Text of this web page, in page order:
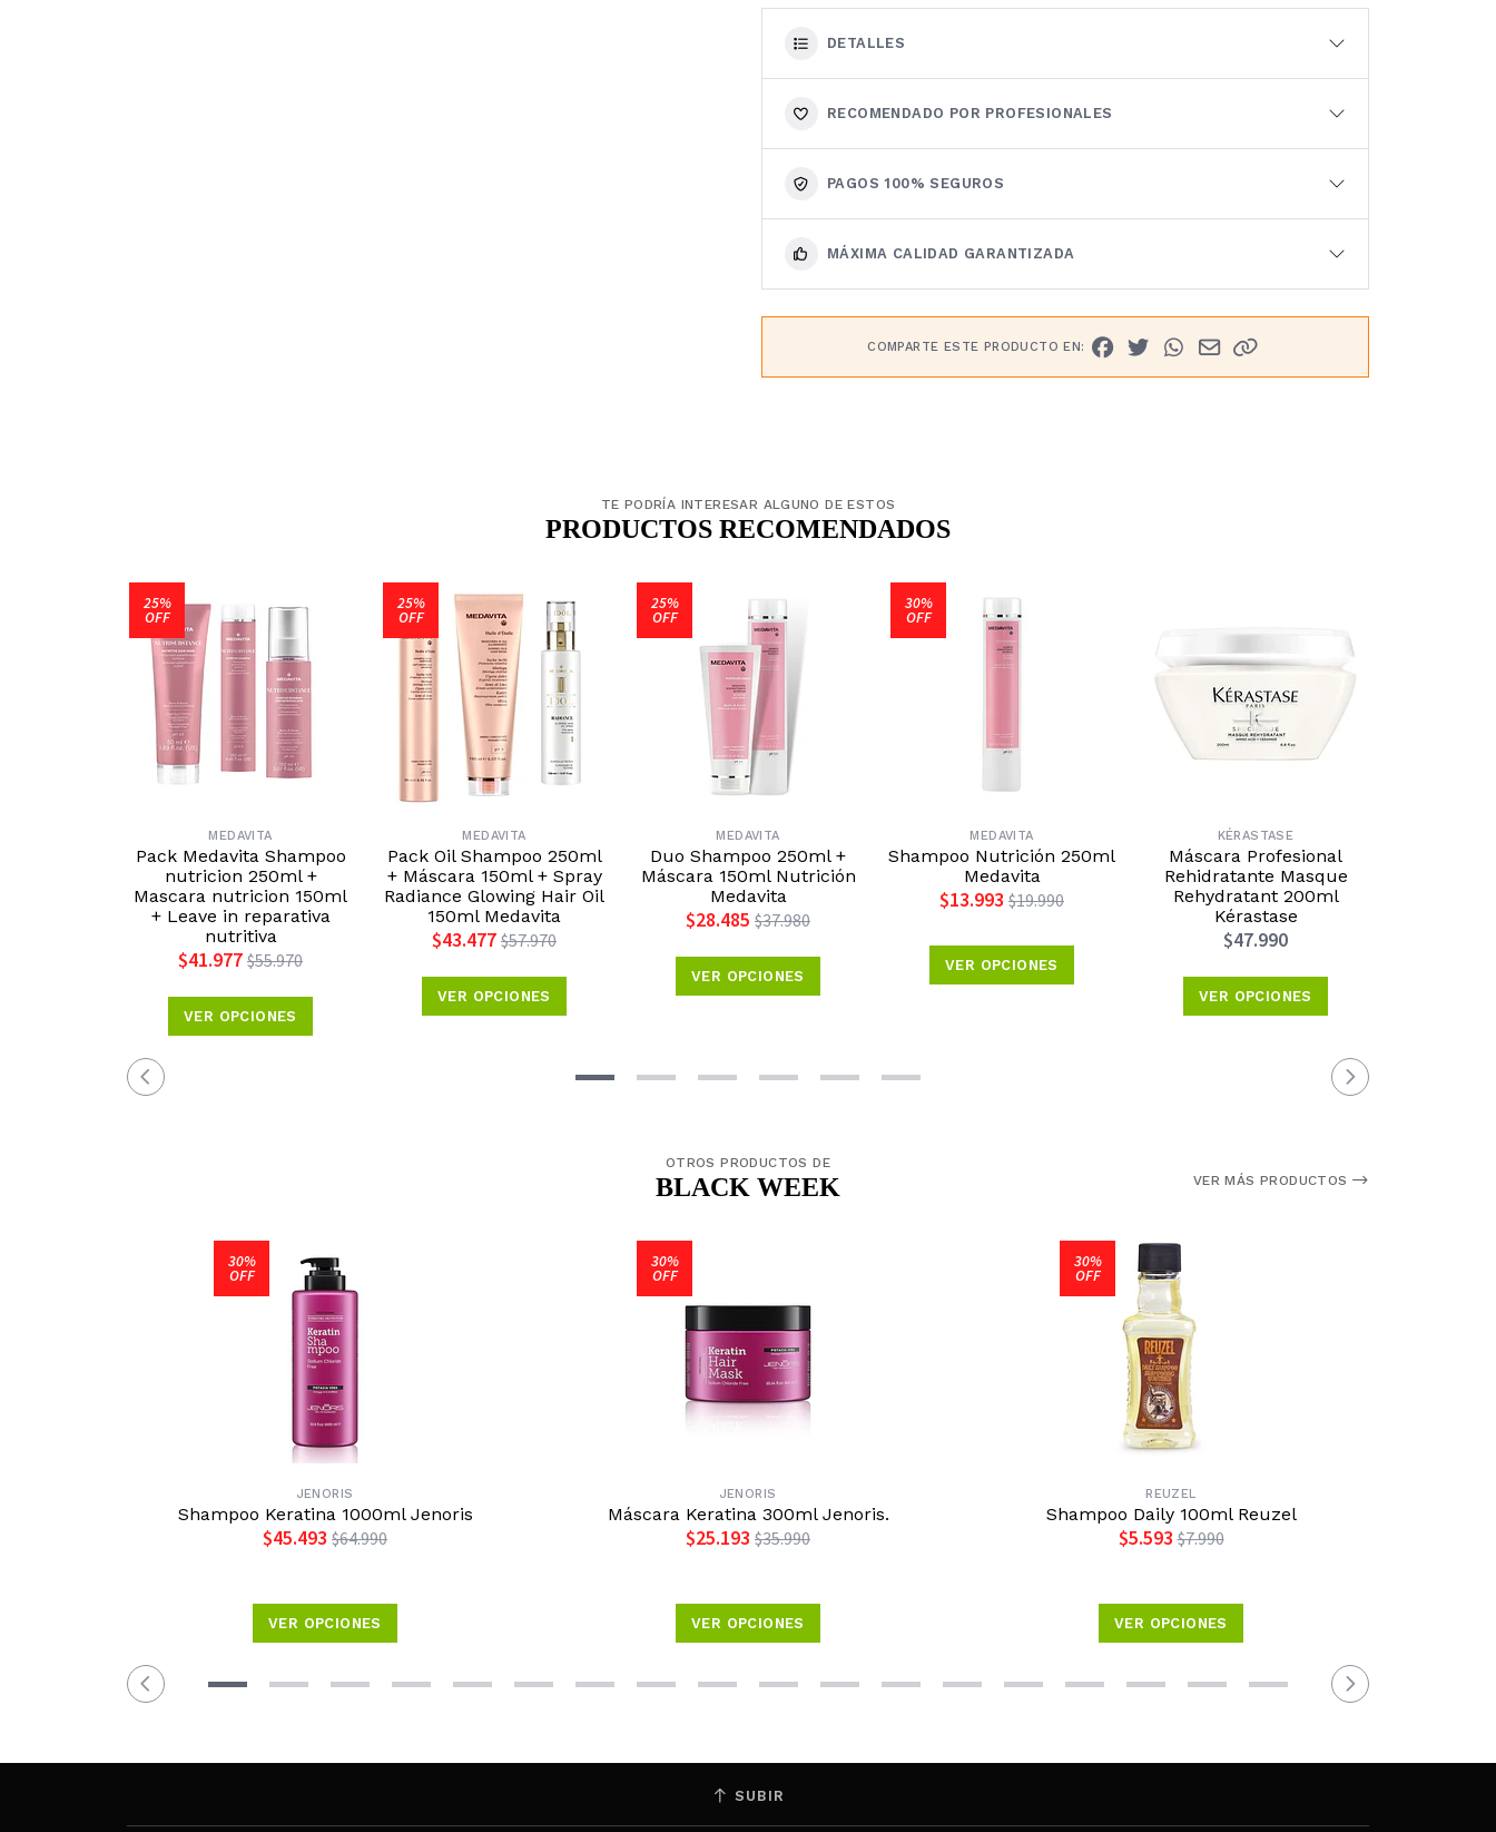
DETALLES
RECOMENDADO POR PROFESIONALES
PAGOS 100% SEGUROS
MÁXIMA CALIDAD GARANTIZADA
COMPARTE ESTE PRODUCTO EN:
TE PODRÍA INTERESAR ALGUNO DE ESTOS
PRODUCTOS RECOMENDADOS
25%
OFF
MEDAVITA
Pack Medavita Shampoo
nutricion 250ml +
Mascara nutricion 150ml
+ Leave in reparativa
nutritiva
$41.977 $55.970
VER OPCIONES
25%
OFF
MEDAVITA
Pack Oil Shampoo 250ml
+ Máscara 150ml + Spray
Radiance Glowing Hair Oil
150ml Medavita
$43.477 $57.970
VER OPCIONES
25%
OFF
MEDAVITA
Duo Shampoo 250ml +
Máscara 150ml Nutrición
Medavita
$28.485 $37.980
VER OPCIONES
30%
OFF
MEDAVITA
Shampoo Nutrición 250ml
Medavita
$13.993 $19.990
VER OPCIONES
KÉRASTASE
Máscara Profesional
Rehidratante Masque
Rehydratant 200ml
Kérastase
$47.990
VER OPCIONES
OTROS PRODUCTOS DE
BLACK WEEK VER MÁS PRODUCTOS
30%
OFF
JENORIS
Shampoo Keratina 1000ml Jenoris
$45.493 $64.990
VER OPCIONES
30%
OFF
JENORIS
Máscara Keratina 300ml Jenoris.
$25.193 $35.990
VER OPCIONES
30%
OFF
REUZEL
Shampoo Daily 100ml Reuzel
$5.593 $7.990
VER OPCIONES
SUBIR